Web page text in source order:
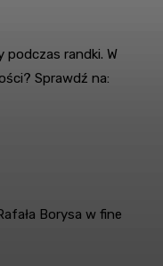
randki. W
Sprawdź na:
Borysa w fine